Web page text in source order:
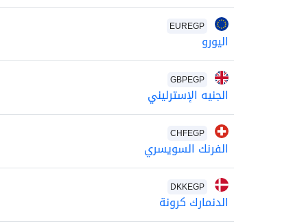
EUREGP
اليورو
GBPEGP
الجنيه الإسترليني
CHFEGP
الفرنك السويسري
DKKEGP
الدنمارك كرونة